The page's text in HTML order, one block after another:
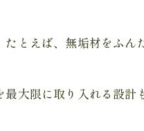
とえば、無垢材をふん
大限に取り入れる設計